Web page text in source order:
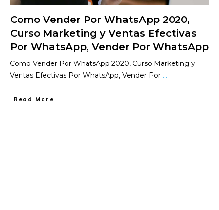
Como Vender Por WhatsApp 2020,
Curso Marketing y Ventas Efectivas
Por WhatsApp, Vender Por WhatsApp
Como Vender Por WhatsApp 2020, Curso Marketing y
Ventas Efectivas Por WhatsApp, Vender Por ...
​Read More